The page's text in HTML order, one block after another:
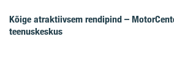
Kõige atraktiivsem rendipind –
teenuskeskus